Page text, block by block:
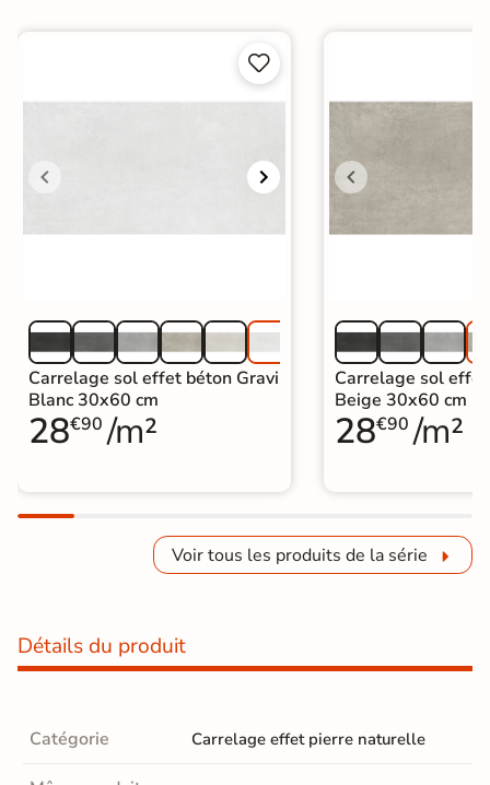


Carrelage sol effet béton Gravi
Blanc 30x60 cm
28€90 /m²
Carrelage sol
Beige 30x60 cm
28€90 /m²
Voir tous les produits de la série
Détails du produit
Catégorie Carrelage effet pierre naturelle